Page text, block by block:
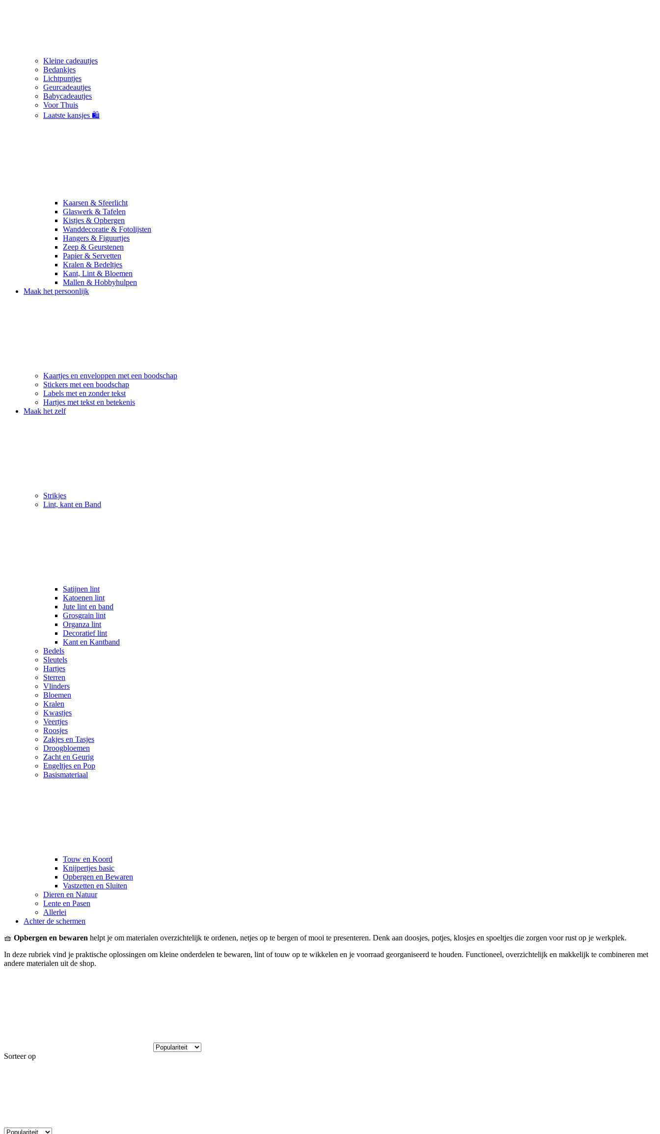
Kleine cadeautjes
Bedankjes
Lichtpuntjes
Geurcadeautjes
Babycadeautjes
Voor Thuis
Laatste kansjes 🛍️
Kaarsen & Sfeerlicht
Glaswerk & Tafelen
Kistjes & Opbergen
Wanddecoratie & Fotolijsten
Hangers & Figuurtjes
Zeep & Geurstenen
Papier & Servetten
Kralen & Bedeltjes
Kant, Lint & Bloemen
Mallen & Hobbyhulpen
Maak het persoonlijk
Kaartjes en enveloppen met een boodschap
Stickers met een boodschap
Labels met en zonder tekst
Hartjes met tekst en betekenis
Maak het zelf
Strikjes
Lint, kant en Band
Satijnen lint
Katoenen lint
Jute lint en band
Grosgrain lint
Organza lint
Decoratief lint
Kant en Kantband
Bedels
Sleutels
Hartjes
Sterren
Vlinders
Bloemen
Kralen
Kwastjes
Veertjes
Roosjes
Zakjes en Tasjes
Droogbloemen
Zacht en Geurig
Engeltjes en Pop
Basismateriaal
Touw en Koord
Knijpertjes basic
Opbergen en Bewaren
Vastzetten en Sluiten
Dieren en Natuur
Lente en Pasen
Allerlei
Achter de schermen
🧺 Opbergen en bewaren helpt je om materialen overzichtelijk te ordenen, netjes op te bergen of mooi te presenteren. Denk aan doosjes, potjes, klosjes en spoeltjes die zorgen voor rust op je werkplek.
In deze rubriek vind je praktische oplossingen om kleine onderdelen te bewaren, lint of touw op te wikkelen en je voorraad georganiseerd te houden. Functioneel, overzichtelijk en makkelijk te combineren met
andere materialen uit de shop.
Sorteer op